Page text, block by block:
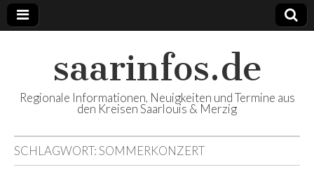
saarinfos.de
Regionale Informationen, Neuigkeiten und Termine aus
den Kreisen Saarlouis & Merzig
SCHLAGWORT:SOMMERKONZERT